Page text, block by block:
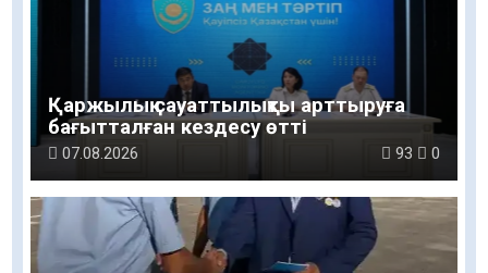
Қаржылық сауаттылықты арттыруға
бағытталған кездесу өтті
07.08.2026 93 0